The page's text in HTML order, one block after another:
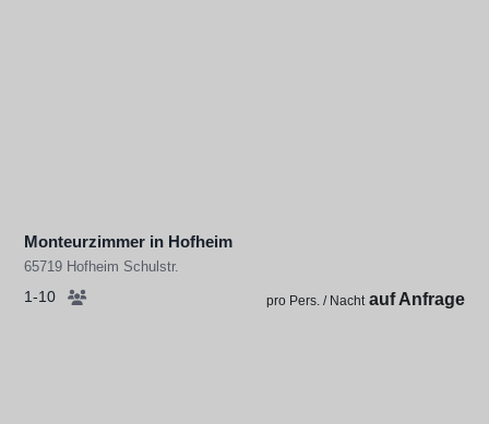
Monteurzimmer in Hofheim
65719 Hofheim Schulstr.
1-10 pro Pers. / Nacht auf Anfrage